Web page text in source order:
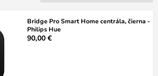
Bridge Pro Smart Home centrála, čierna -
Philips Hue
90,00 €